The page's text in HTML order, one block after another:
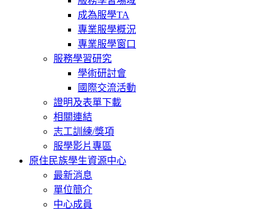
成為服學TA
專業服學概況
專業服學窗口
服務學習研究
學術研討會
國際交流活動
證明及表單下載
相關連結
志工訓練/獎項
服學影片專區
原住民族學生資源中心
最新消息
單位簡介
中心成員